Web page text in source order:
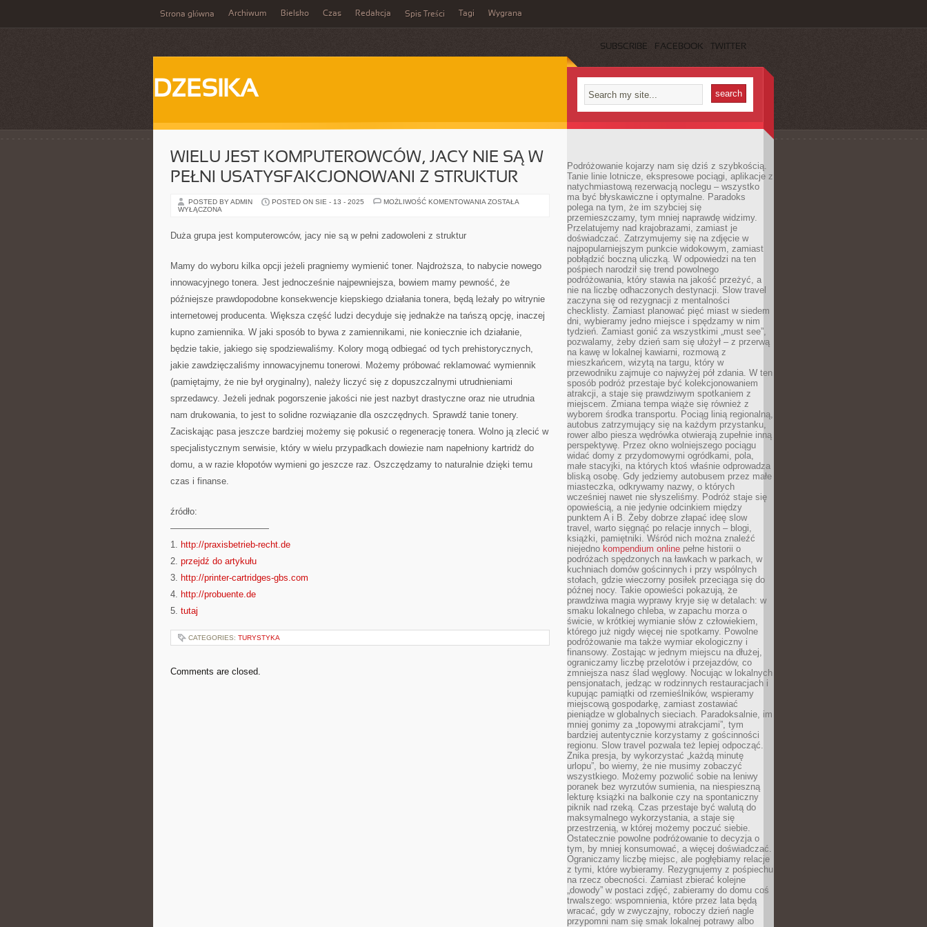
Strona główna Archiwum Bielsko Czas Redakcja Spis Treści Tagi Wygrana
SUBSCRIBE FACEBOOK TWITTER
DZESIKA
WIELU JEST KOMPUTEROWCÓW, JACY NIE SĄ W
PEŁNI USATYSFAKCJONOWANI Z STRUKTUR
POSTED BY ADMIN POSTED ON SIE - 13 - 2025 MOŻLIWOŚĆ KOMENTOWANIA WIELU
USATYSFAKCJONOWANI
Z
ZOSTAŁA
WYŁĄCZONA
Duża grupa jest komputerowców, jacy nie są w pełni zadowoleni z struktur
Mamy do wyboru kilka opcji jeżeli pragniemy wymienić toner. Najdroższa, to nabycie nowego
innowacyjnego tonera. Jest jednocześnie najpewniejsza, bowiem mamy pewność, że
późniejsze prawdopodobne konsekwencje kiepskiego działania tonera, będą leżały po witrynie
internetowej producenta. Większa część ludzi decyduje się jednakże na tańszą opcję, inaczej
kupno zamiennika. W jaki sposób to bywa z zamiennikami, nie koniecznie ich działanie,
będzie takie, jakiego się spodziewaliśmy. Kolory mogą odbiegać od tych prehistorycznych,
jakie zawdzięczaliśmy innowacyjnemu tonerowi. Możemy próbować reklamować wymiennik
(pamiętajmy, że nie był oryginalny), należy liczyć się z dopuszczalnymi utrudnieniami
sprzedawcy. Jeżeli jednak pogorszenie jakości nie jest nazbyt drastyczne oraz nie utrudnia
nam drukowania, to jest to solidne rozwiązanie dla oszczędnych. Sprawdź tanie tonery.
Zaciskając pasa jeszcze bardziej możemy się pokusić o regenerację tonera. Wolno ją zlecić w
specjalistycznym serwisie, który w wielu przypadkach dowiezie nam napełniony kartridż do
domu, a w razie kłopotów wymieni go jeszcze raz. Oszczędzamy to naturalnie dzięki temu
czas i finanse.
źródło:
———————————
1. http://praxisbetrieb-recht.de
2. przejdź do artykułu
3. http://printer-cartridges-gbs.com
4. http://probuente.de
5. tutaj
CATEGORIES: TURYSTYKA
Comments are closed.
Podróżowanie kojarzy nam się dziś z szybkością.
Tanie linie lotnicze, ekspresowe pociągi, aplikacje z
natychmiastową rezerwacją noclegu – wszystko
ma być błyskawiczne i optymalne. Paradoks
polega na tym, że im szybciej się
przemieszczamy, tym mniej naprawdę widzimy.
Przelatujemy nad krajobrazami, zamiast je
doświadczać. Zatrzymujemy się na zdjęcie w
najpopularniejszym punkcie widokowym, zamiast
pobłądzić boczną uliczką. W odpowiedzi na ten
pośpiech narodził się trend powolnego
podróżowania, który stawia na jakość przeżyć, a
nie na liczbę odhaczonych destynacji. Slow travel
zaczyna się od rezygnacji z mentalności
checklisty. Zamiast planować pięć miast w siedem
dni, wybieramy jedno miejsce i spędzamy w nim
tydzień. Zamiast gonić za wszystkimi „must see”,
pozwalamy, żeby dzień sam się ułożył – z przerwą
na kawę w lokalnej kawiarni, rozmową z
mieszkańcem, wizytą na targu, który w
przewodniku zajmuje co najwyżej pół zdania. W ten
sposób podróż przestaje być kolekcjonowaniem
atrakcji, a staje się prawdziwym spotkaniem z
miejscem. Zmiana tempa wiąże się również z
wyborem środka transportu. Pociąg linią regionalną,
autobus zatrzymujący się na każdym przystanku,
rower albo piesza wędrówka otwierają zupełnie inną
perspektywę. Przez okno wolniejszego pociągu
widać domy z przydomowymi ogródkami, pola,
małe stacyjki, na których ktoś właśnie odprowadza
bliską osobę. Gdy jedziemy autobusem przez małe
miasteczka, odkrywamy nazwy, o których
wcześniej nawet nie słyszeliśmy. Podróż staje się
opowieścią, a nie jedynie odcinkiem między
punktem A i B. Żeby dobrze złapać ideę slow
travel, warto sięgnąć po relacje innych – blogi,
książki, pamiętniki. Wśród nich można znaleźć
niejedno kompendium online pełne historii o
podróżach spędzonych na ławkach w parkach, w
kuchniach domów gościnnych i przy wspólnych
stołach, gdzie wieczorny posiłek przeciąga się do
późnej nocy. Takie opowieści pokazują, że
prawdziwa magia wyprawy kryje się w detalach: w
smaku lokalnego chleba, w zapachu morza o
świcie, w krótkiej wymianie słów z człowiekiem,
którego już nigdy więcej nie spotkamy. Powolne
podróżowanie ma także wymiar ekologiczny i
finansowy. Zostając w jednym miejscu na dłużej,
ograniczamy liczbę przelotów i przejazdów, co
zmniejsza nasz ślad węglowy. Nocując w lokalnych
pensjonatach, jedząc w rodzinnych restauracjach i
kupując pamiątki od rzemieślników, wspieramy
miejscową gospodarkę, zamiast zostawiać
pieniądze w globalnych sieciach. Paradoksalnie, im
mniej gonimy za „topowymi atrakcjami”, tym
bardziej autentycznie korzystamy z gościnności
regionu. Slow travel pozwala też lepiej odpocząć.
Znika presja, by wykorzystać „każdą minutę
urlopu”, bo wiemy, że nie musimy zobaczyć
wszystkiego. Możemy pozwolić sobie na leniwy
poranek bez wyrzutów sumienia, na niespieszną
lekturę książki na balkonie czy na spontaniczny
piknik nad rzeką. Czas przestaje być walutą do
maksymalnego wykorzystania, a staje się
przestrzenią, w której możemy poczuć siebie.
Ostatecznie powolne podróżowanie to decyzja o
tym, by mniej konsumować, a więcej doświadczać.
Ograniczamy liczbę miejsc, ale pogłębiamy relacje
z tymi, które wybieramy. Rezygnujemy z pośpiechu
na rzecz obecności. Zamiast zbierać kolejne
„dowody” w postaci zdjęć, zabieramy do domu coś
trwalszego: wspomnienia, które przez lata będą
wracać, gdy w zwyczajny, roboczy dzień nagle
przypomni nam się smak lokalnej potrawy albo